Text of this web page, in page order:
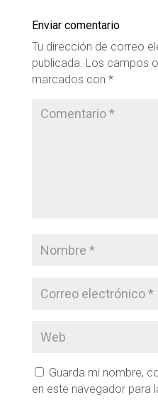
Enviar comentario
Tu dirección de correo
publicada. Los campos
marcados con *
Guarda mi nombre,
en este navegador para